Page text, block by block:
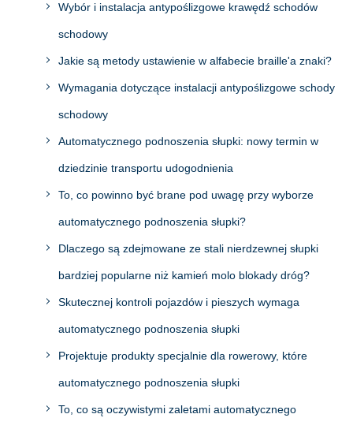
Wybór i instalacja antypoślizgowe krawędź schodów
schodowy
Jakie są metody ustawienie w alfabecie braille'a znaki?
Wymagania dotyczące instalacji antypoślizgowe schody
schodowy
Automatycznego podnoszenia słupki: nowy termin w
dziedzinie transportu udogodnienia
To, co powinno być brane pod uwagę przy wyborze
automatycznego podnoszenia słupki?
Dlaczego są zdejmowane ze stali nierdzewnej słupki
bardziej popularne niż kamień molo blokady dróg?
Skutecznej kontroli pojazdów i pieszych wymaga
automatycznego podnoszenia słupki
Projektuje produkty specjalnie dla rowerowy, które
automatycznego podnoszenia słupki
To, co są oczywistymi zaletami automatycznego